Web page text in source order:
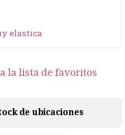
elastica
la lista de favoritos
de ubicaciones